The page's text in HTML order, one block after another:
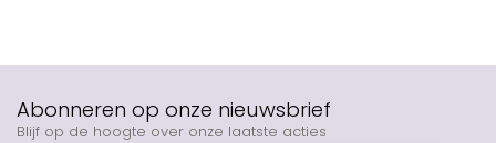
Abonneren op onze nieuwsbrief
Blijf op de hoogte over onze laatste acties